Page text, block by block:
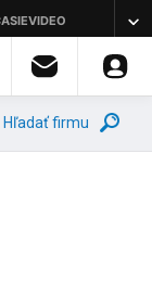
Hľadať firmu